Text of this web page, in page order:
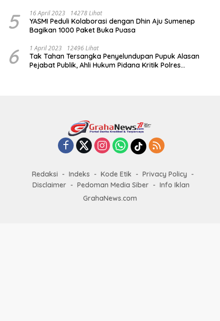
5 16 April 2023 14278 Lihat
YASMI Peduli Kolaborasi dengan Dhin Aju Sumenep
Bagikan 1000 Paket Buka Puasa
6 1 April 2023 12496 Lihat
Tak Tahan Tersangka Penyelundupan Pupuk Alasan
Pejabat Publik, Ahli Hukum Pidana Kritik Polres
Redaksi Indeks Kode Etik
Privacy Policy
Disclaimer
Pedoman Media Siber
Info Iklan
GrahaNews.com